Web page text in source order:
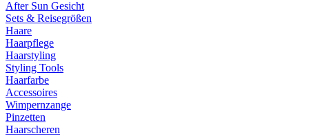
After Sun Gesicht
Sets & Reisegrößen
Haare
Haarpflege
Haarstyling
Styling Tools
Haarfarbe
Accessoires
Wimpernzange
Pinzetten
Haarscheren